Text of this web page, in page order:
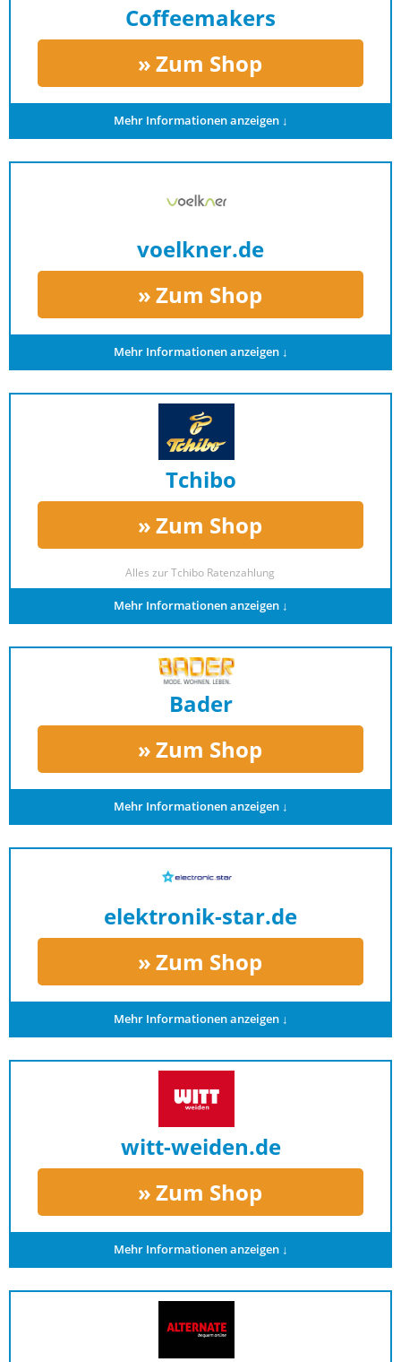
Coffeemakers
Zum Shop
Mehr Informationen anzeigen ↓
voelkner.de
Zum Shop
Mehr Informationen anzeigen ↓
Tchibo
Zum Shop
Alles zurTchibo Ratenzahlung
Mehr Informationen anzeigen ↓
Bader
Zum Shop
Mehr Informationen anzeigen ↓
elektronik-star.de
Zum Shop
Mehr Informationen anzeigen ↓
witt-weiden.de
Zum Shop
Mehr Informationen anzeigen ↓